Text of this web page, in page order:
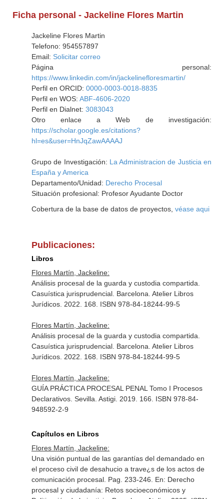
Ficha personal - Jackeline Flores Martin
Jackeline Flores Martin
Telefono: 954557897
Email: Solicitar correo
Página personal:
https://www.linkedin.com/in/jackelinefloresmartin/
Perfil en ORCID: 0000-0003-0018-8835
Perfil en WOS: ABF-4606-2020
Perfil en Dialnet: 3083043
Otro enlace a Web de investigación:
https://scholar.google.es/citations?
hl=es&user=HnJqZawAAAAJ
Grupo de Investigación: La Administracion de Justicia en
España y America
Departamento/Unidad: Derecho Procesal
Situación profesional: Profesor Ayudante Doctor
Cobertura de la base de datos de proyectos, véase aqui
Publicaciones:
Libros
Flores Martín, Jackeline:
Análisis procesal de la guarda y custodia compartida.
Casuística jurisprudencial. Barcelona. Atelier Libros
Jurídicos. 2022. 168. ISBN 978-84-18244-99-5
Flores Martín, Jackeline:
Análisis procesal de la guarda y custodia compartida.
Casuística jurisprudencial. Barcelona. Atelier Libros
Jurídicos. 2022. 168. ISBN 978-84-18244-99-5
Flores Martín, Jackeline:
GUÍA PRÁCTICA PROCESAL PENAL Tomo I Procesos
Declarativos. Sevilla. Astigi. 2019. 166. ISBN 978-84-
948592-2-9
Capítulos en Libros
Flores Martín, Jackeline:
Una visión puntual de las garantías del demandado en
el proceso civil de desahucio a trave¿s de los actos de
comunicación procesal. Pag. 233-246. En: Derecho
procesal y ciudadanía: Retos socioeconómicos y